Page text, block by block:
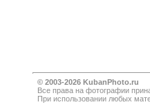
© 2003-2026 KubanPhoto.ru
Все прaва на фотографии
При использовании любых